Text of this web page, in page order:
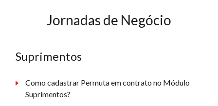
Jornadas de Negócio
Suprimentos
Como cadastrar Permuta em contrato no Módulo
Suprimentos?